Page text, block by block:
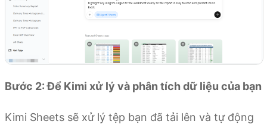
Bước 2: Để Kimi xử lý và phân tích dữ liệu của bạn
Kimi Sheets sẽ xử lý tệp bạn đã tải lên và tự động